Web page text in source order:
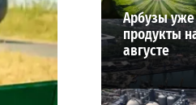
Арбузы уже
продукты
августе